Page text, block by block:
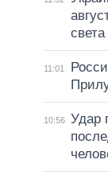
11:01
10:56 Удар